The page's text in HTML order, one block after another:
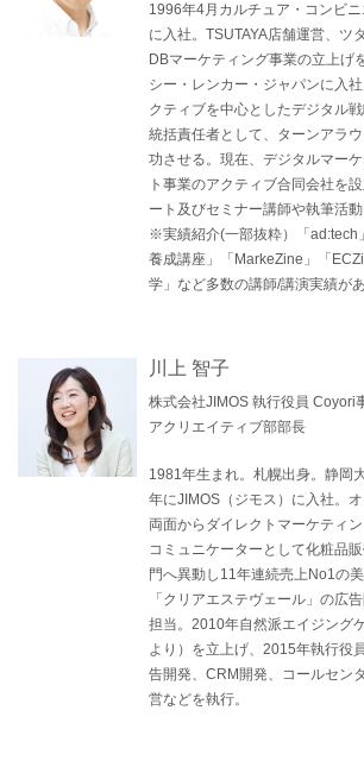
1996年4月カルチュア・コンビニ
に入社。TSUTAYA店舗運営、ツ
DBマーケティング事業の立上げ
シー・レンカー・ジャパンに入
クティブを中心としたデジタル
統括責任者として、ターンアラ
功させる。現在、デジタルマー
ト事業のアクティブ合同会社を
ート及びセミナー講師や執筆活動
※実績紹介(一部抜粋）「ad:tech
養成講座」「MarkeZine」「
学」など多数の講師/講演実績があ
川上 智子
株式会社JIMOS 執行役員 Coyori
アクリエイティブ部部長
1981年生まれ。札幌出身。静岡
年にJIMOS（ジモス）に入社。
両面からダイレクトマーケティ
コミュニケーターとして化粧品
門へ異動し11年連続売上No1の
「クリアエステヴェール」の広
担当。2010年自然派エイジング
より）を立上げ、2015年執行役
告開発、CRM開発、コールセン
営などを執行。